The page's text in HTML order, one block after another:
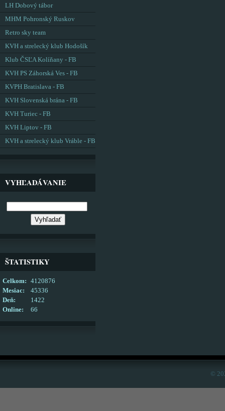
LH Dobový tábor
MHM Pohronský Ruskov
Retro sky team
KVH a strelecký klub Hodošík
Klub ČSĽA Kolíňany - FB
KVH PS Záhorská Ves - FB
KVPH Bratislava - FB
KVH Slovenská brána - FB
KVH Turiec - FB
KVH Liptov - FB
KVH a strelecký klub Vráble - FB
VYHĽADÁVANIE
ŠTATISTIKY
Online: 66
Celkom:
4120876
Mesiac:
45336
Deň:
1422
©